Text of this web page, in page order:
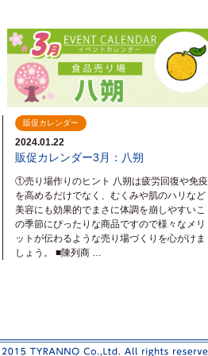
販促カレンダー
2024.01.22
販促カレンダー3月：八朔
①売り場作りのヒント 八朔は疲労回復や免疫
を高めるだけでなく、むくみや肌のハリなど
美容にも効果的でまさに体調を崩しやすいこ
の季節にぴったりな商品ですので様々なメリ
ットが伝わるような売り場づくりを心がけま
しょう。 ■陳列商 …